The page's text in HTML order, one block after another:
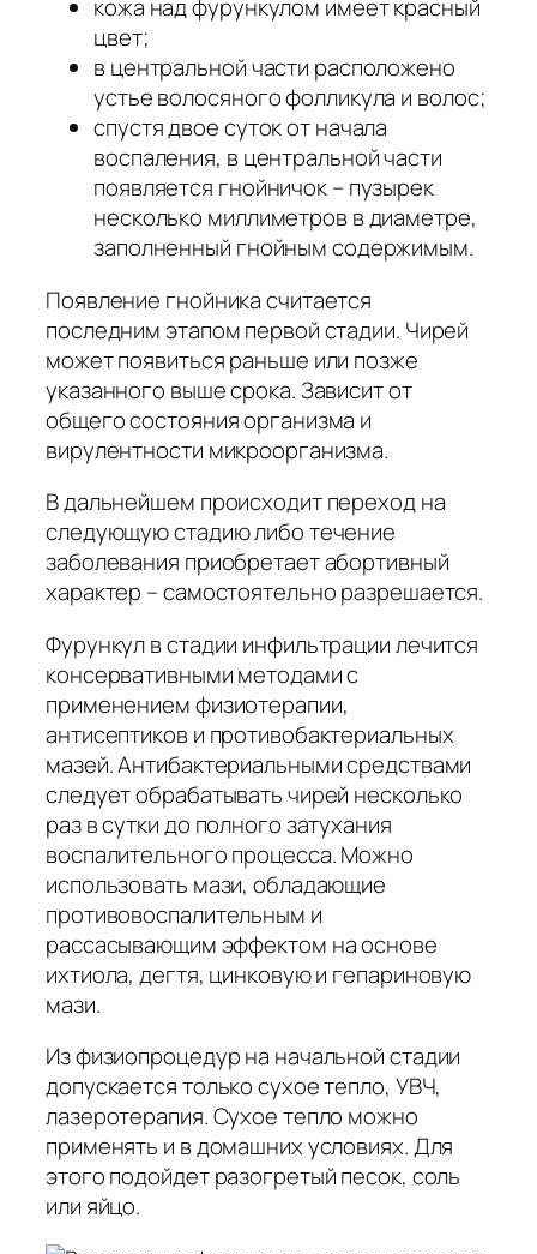
кожа над фурункулом имеет красный
цвет;
в центральной части расположено
устье волосяного фолликула и волос;
спустя двое суток от начала
воспаления, в центральной части
появляется гнойничок – пузырек
несколько миллиметров в диаметре,
заполненный гнойным содержимым.
Появление гнойника считается
последним этапом первой стадии. Чирей
может появиться раньше или позже
указанного выше срока. Зависит от
общего состояния организма и
вирулентности микроорганизма.
В дальнейшем происходит переход на
следующую стадию либо течение
заболевания приобретает абортивный
характер – самостоятельно разрешается.
Фурункул в стадии инфильтрации лечится
консервативными методами с
применением физиотерапии,
антисептиков и противобактериальных
мазей. Антибактериальными средствами
следует обрабатывать чирей несколько
раз в сутки до полного затухания
воспалительного процесса. Можно
использовать мази, обладающие
противовоспалительным и
рассасывающим эффектом на основе
ихтиола, дегтя, цинковую и гепариновую
мази.
Из физиопроцедур на начальной стадии
допускается только сухое тепло, УВЧ,
лазеротерапия. Сухое тепло можно
применять и в домашних условиях. Для
этого подойдет разогретый песок, соль
или яйцо.